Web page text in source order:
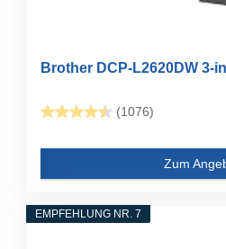
Brother DCP-L2620DW 3-
(1076)
Zum
EMPFEHLUNG NR. 7